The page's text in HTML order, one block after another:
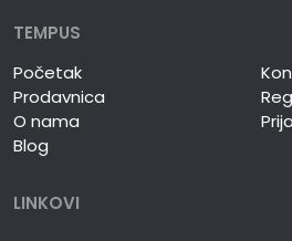
TEMPUS
Početak
Prodavnica
O nama
Blog
LINKOVI